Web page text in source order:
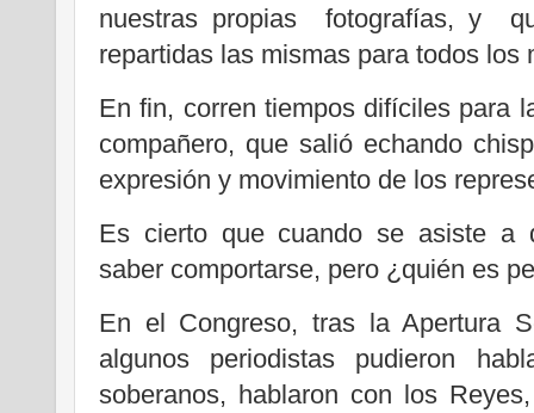
nuestras propias fotografías, y
repartidas las mismas para todos los
En fin, corren tiempos difíciles para
compañero, que salió echando
expresión y movimiento de los
Es cierto que cuando se asiste a
saber comportarse, pero ¿quién es
En el Congreso, tras la Apertura
algunos periodistas pudieron
soberanos, hablaron con los